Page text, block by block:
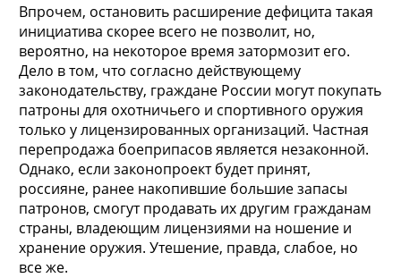
Впрочем, остановить расширение дефицита такая
инициатива скорее всего не позволит, но,
вероятно, на некоторое время затормозит его.
Дело в том, что согласно действующему
законодательству, граждане России могут покупать
патроны для охотничьего и спортивного оружия
только у лицензированных организаций. Частная
перепродажа боеприпасов является незаконной.
Однако, если законопроект будет принят,
россияне, ранее накопившие большие запасы
патронов, смогут продавать их другим гражданам
страны, владеющим лицензиями на ношение и
хранение оружия. Утешение, правда, слабое, но
все же.